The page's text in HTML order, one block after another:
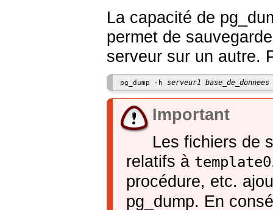
La capacité de
permet de
serveur sur un autre.
pg_dump -h serveur1 base_de_donnees
Important
Les fichiers de
relatifs à template0
procédure, etc.
pg_dump. En